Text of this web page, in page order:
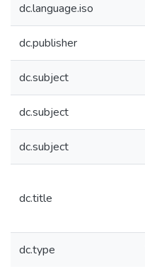
dc.language.iso
dc.publisher
dc.subject
dc.subject
dc.subject
dc.title
dc.type